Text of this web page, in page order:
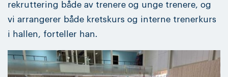
rekruttering både av trenere og unge trenere, og
vi arrangerer både kretskurs og interne trenerkurs
i hallen, forteller han.